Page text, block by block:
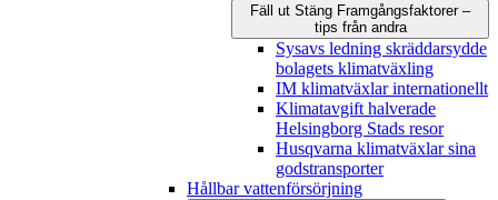
Fäll ut Stäng Framgångsfaktorer –
tips från andra
Sysavs ledning skräddarsydde
bolagets klimatväxling
IM klimatväxlar internationellt
Klimatavgift halverade
Helsingborg Stads resor
Husqvarna klimatväxlar sina
godstransporter
Hållbar vattenförsörjning